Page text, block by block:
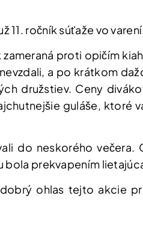
11. ročník súťaže vo
proti opičím
a po krátkom
družstiev. Ceny
guláše, ktoré
do neskorého
prekvapením
ohlas tejto akcie